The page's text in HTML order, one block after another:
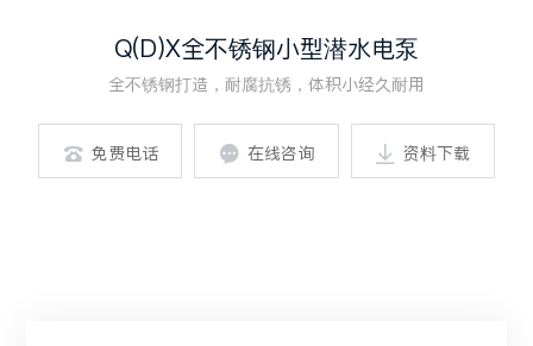
Q(D)X全不锈钢小型潜水电泵
全不锈钢打造，耐腐抗锈，体积小经久耐用
 免费电话  在线咨询  资料下载